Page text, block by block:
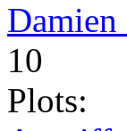
10
Plots: